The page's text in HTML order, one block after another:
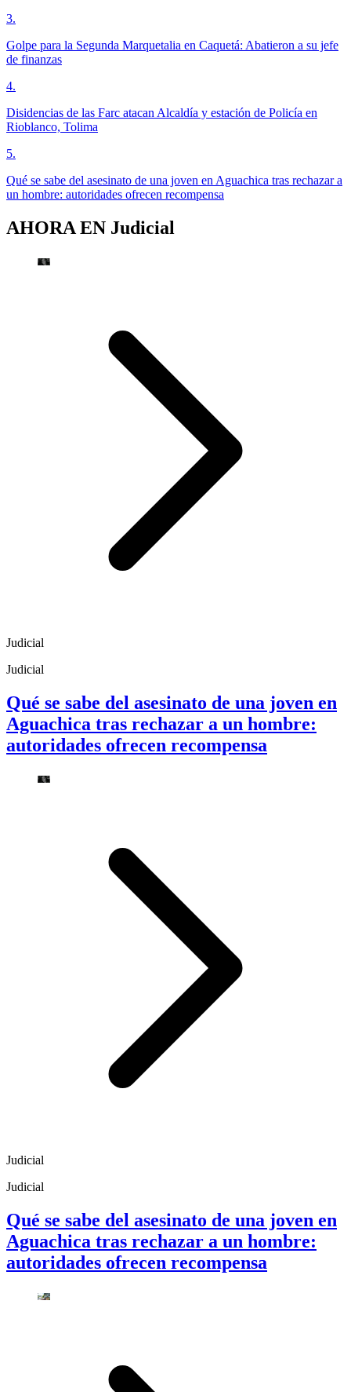
3.
Golpe para la Segunda Marquetalia en Caquetá: Abatieron a su jefe
de finanzas
4.
Disidencias de las Farc atacan Alcaldía y estación de Policía en
Rioblanco, Tolima
5.
Qué se sabe del asesinato de una joven en Aguachica tras rechazar a
un hombre: autoridades ofrecen recompensa
AHORA EN Judicial
Judicial
Judicial
Qué se sabe del asesinato de una joven en
Aguachica tras rechazar a un hombre:
autoridades ofrecen recompensa
Judicial
Judicial
Qué se sabe del asesinato de una joven en
Aguachica tras rechazar a un hombre:
autoridades ofrecen recompensa